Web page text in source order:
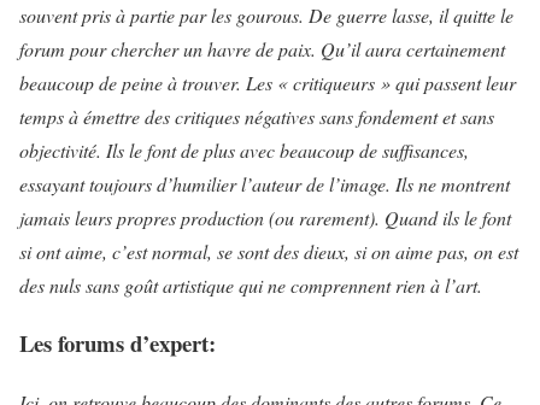
souvent pris à partie par les gourous. De guerre lasse, il quitte le
forum pour chercher un havre de paix. Qu’il aura certainement
beaucoup de peine à trouver. Les « critiqueurs » qui passent leur
temps à émettre des critiques négatives sans fondement et sans
objectivité. Ils le font de plus avec beaucoup de suffisances,
essayant toujours d’humilier l’auteur de l’image. Ils ne montrent
jamais leurs propres production (ou rarement). Quand ils le font
si ont aime, c’est normal, se sont des dieux, si on aime pas, on est
des nuls sans goût artistique qui ne comprennent rien à l’art.
Les forums d’expert: